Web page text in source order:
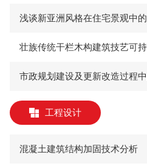
浅谈新亚洲风格在住宅景观中
壮族传统干栏木构建筑技艺可
市政规划建设及更新改造过程
工程设计
混凝土建筑结构加固技术分析